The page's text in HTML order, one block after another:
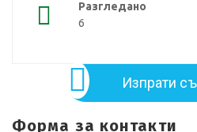
Разгледано
6
Изпрати
Форма за контакти